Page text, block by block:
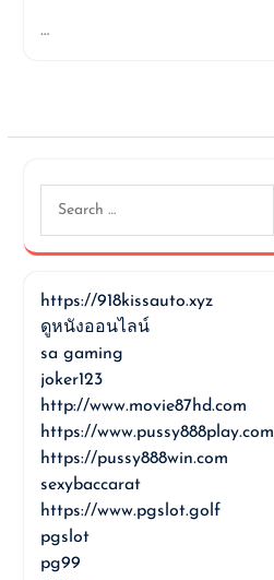
…
Search
for:
https://918kissauto.xyz
ดูหนังออนไลน์
sa gaming
joker123
http://www.movie87hd.com
https://www.pussy888play.com
https://pussy888win.com
sexybaccarat
https://www.pgslot.golf
pgslot
pg99